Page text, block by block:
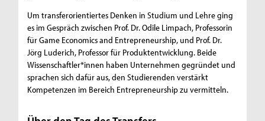
Um transferorientiertes Denken in Studium und Lehre ging
es im Gespräch zwischen Prof. Dr. Odile Limpach, Professorin
für Game Economics and Entrepreneurship, und Prof. Dr.
Jörg Luderich, Professor für Produktentwicklung. Beide
Wissenschaftler*innen haben Unternehmen gegründet und
sprachen sich dafür aus, den Studierenden verstärkt
Kompetenzen im Bereich Entrepreneurship zu vermitteln.